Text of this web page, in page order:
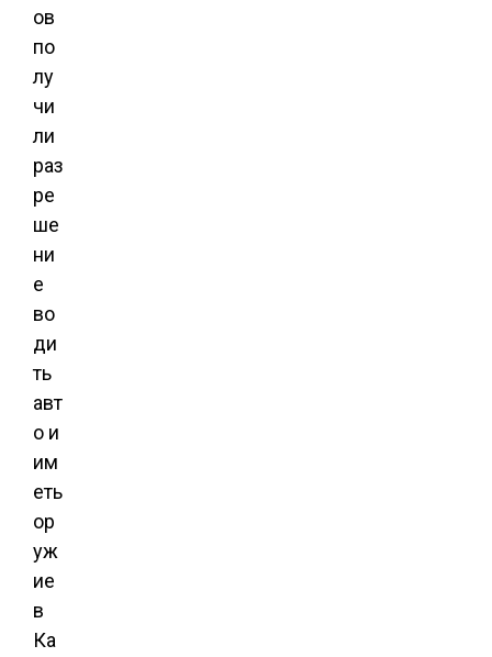
ов
по
лу
чи
ли
раз
ре
ше
ни
е
во
ди
ть
авт
о и
им
еть
ор
уж
ие
в
Ка